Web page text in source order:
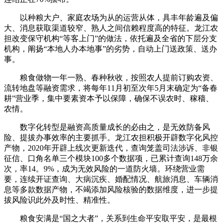
以种粮大户、家庭农场为从的运营从体，具丰年龄遍及偏
大、消息获取渠道较窄、熟人之间信赖程度高的特征。龙江农
担改变保守机构“等客上门”的做法，依托遍及全省的下层分支
机构，阐扬“本地人办本地事”的劣势，自动上门送政策、送办
事。
粮食做物一年一熟、春种秋收，按照农人提前订购农资、
流转地盘等融资需求，将每年11月初至次年5月末确定为“备春
耕”营业季，集中要素资本予以保障，确保不误农时、稼穑、
农情。
数字化转型是融资高质量成长的必由之，是无效防备风
险、提拔办事效率的主要抓手。龙江农担积极开辟数字化风控
产物，2020年开辟上线次更新迭代，查询笼盖司法涉诉、非银
征信、口角名单三个模块100多个数据项，已累计查询148万余
次，率14。9%，成为无效风险的一道防火墙。环绕营业需
要，连续开证查询、大病沉疾、婚配情况、航旅消息、车辆消
息等多款数据产物，不竭添加风险核验的数据维度，进一步提
拔风险识此外及时性、精准性。
粮食安满是“国之大者”，关系到生命平安取平安，是最根